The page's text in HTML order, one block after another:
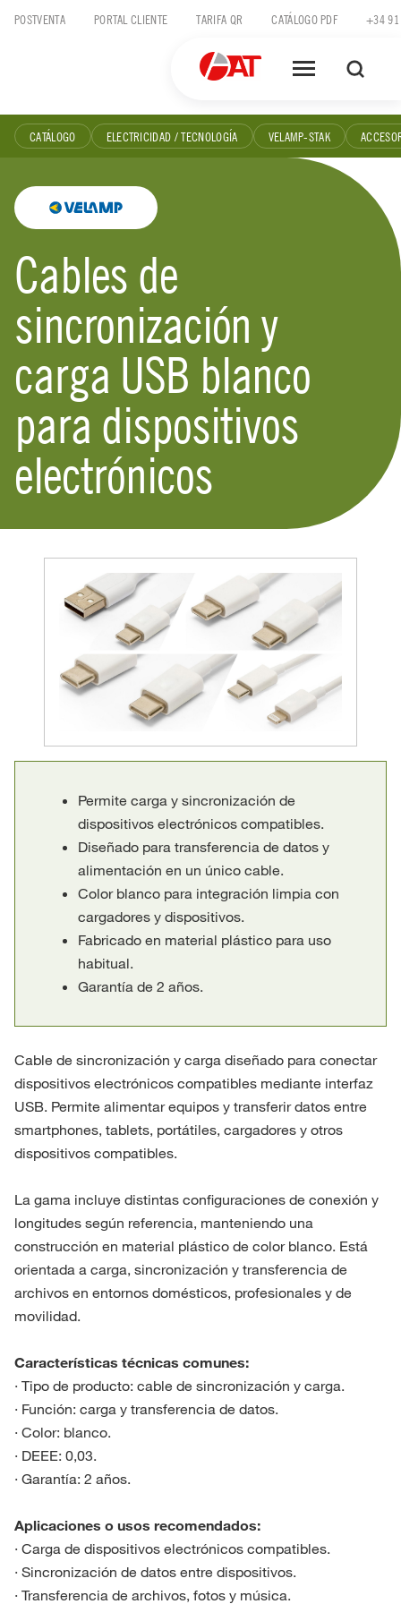
SkipPOSTVENTA PORTAL CLIENTE TARIFA QR CATÁLOGO PDF +34
CATÁLOGO ELECTRICIDAD / TECNOLOGÍA VELAMP-STAK
Cables de
sincronización y
carga USB blanco
para dispositivos
electrónicos
Permite carga y sincronización de
dispositivos electrónicos compatibles.
Diseñado para transferencia de datos y
alimentación en un único cable.
Color blanco para integración limpia con
cargadores y dispositivos.
Fabricado en material plástico para uso
habitual.
Garantía de 2 años.
Cable de sincronización y carga diseñado para conectar
dispositivos electrónicos compatibles mediante interfaz
USB. Permite alimentar equipos y transferir datos entre
smartphones, tablets, portátiles, cargadores y otros
dispositivos compatibles.
La gama incluye distintas configuraciones de conexión y
longitudes según referencia, manteniendo una
construcción en material plástico de color blanco. Está
orientada a carga, sincronización y transferencia de
archivos en entornos domésticos, profesionales y de
movilidad.
Características técnicas comunes:
· Tipo de producto: cable de sincronización y carga.
· Función: carga y transferencia de datos.
· Color: blanco.
· DEEE: 0,03.
· Garantía: 2 años.
Aplicaciones o usos recomendados:
· Carga de dispositivos electrónicos compatibles.
· Sincronización de datos entre dispositivos.
· Transferencia de archivos, fotos y música.